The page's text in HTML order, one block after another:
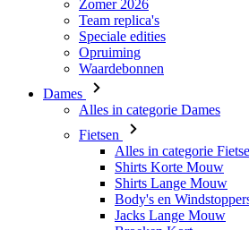
Dames
Alles in categorie Dames
Fietsen
Alles in categorie Fietsen
Shirts Lange Mouw
Body's en Windstoppers
Jacks Lange Mouw
Broeken Kort
Broeken 3/4
Broeken Lang
Onderkleding
Accessoires